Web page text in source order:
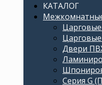
КАТАЛОГ
Двери
Серия G